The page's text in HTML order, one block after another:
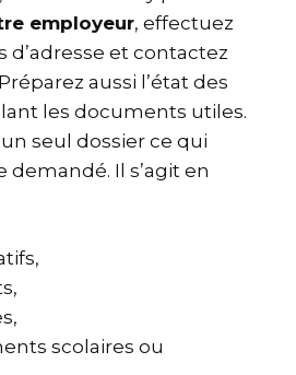
employeur, effectuez
d’adresse et contactez
aussi l’état des
les documents utiles.
seul dossier ce qui
demandé. Il s’agit en
scolaires ou